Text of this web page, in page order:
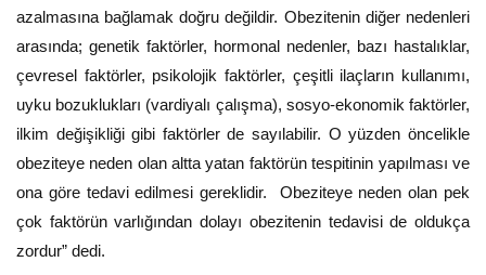
azalmasına bağlamak doğru değildir. Obezitenin diğer nedenleri
arasında; genetik faktörler, hormonal nedenler, bazı hastalıklar,
çevresel faktörler, psikolojik faktörler, çeşitli ilaçların kullanımı,
uyku bozuklukları (vardiyalı çalışma), sosyo-ekonomik faktörler,
ilkim değişikliği gibi faktörler de sayılabilir. O yüzden öncelikle
obeziteye neden olan altta yatan faktörün tespitinin yapılması ve
ona göre tedavi edilmesi gereklidir. Obeziteye neden olan pek
çok faktörün varlığından dolayı obezitenin tedavisi de oldukça
zordur” dedi.